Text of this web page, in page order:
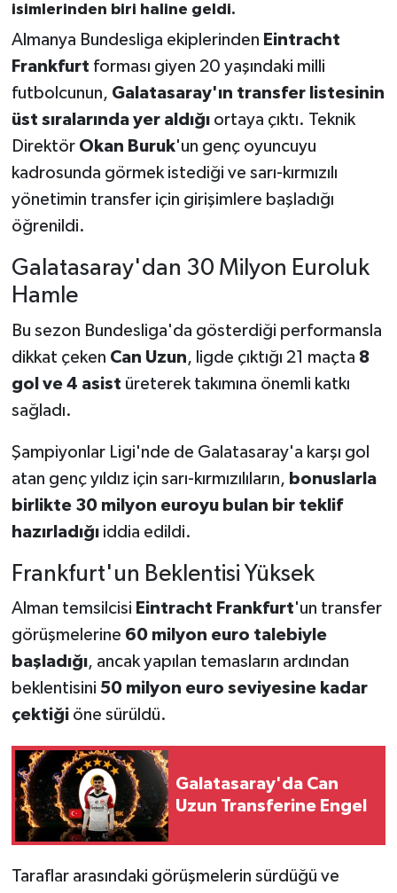
isimlerinden biri haline geldi.
Almanya Bundesliga ekiplerinden Eintracht
Frankfurt forması giyen 20 yaşındaki milli
futbolcunun, Galatasaray'ın transfer listesinin
üst sıralarında yer aldığıortaya çıktı. Teknik
Direktör Okan Buruk'un genç oyuncuyu
kadrosunda görmek istediği ve sarı-kırmızılı
yönetimin transfer için girişimlere başladığı
öğrenildi.
Galatasaray'dan 30 Milyon Euroluk
Hamle
Bu sezon Bundesliga'da gösterdiği performansla
dikkat çeken Can Uzun, ligde çıktığı 21 maçta 8
gol ve 4 asist üreterek takımına önemli katkı
sağladı.
Şampiyonlar Ligi'nde de Galatasaray'a karşı gol
atan genç yıldız için sarı-kırmızılıların, bonuslarla
birlikte 30 milyon euroyu bulan bir teklif
hazırladığıiddia edildi.
Frankfurt'un Beklentisi Yüksek
Alman temsilcisi Eintracht Frankfurt'un transfer
görüşmelerine 60 milyon euro talebiyle
başladığı, ancak yapılan temasların ardından
beklentisini 50 milyon euro seviyesine kadar
çektiğiöne sürüldü.
Galatasaray'da Can
Uzun Transferine Engel
Taraflar arasındaki görüşmelerin sürdüğü ve